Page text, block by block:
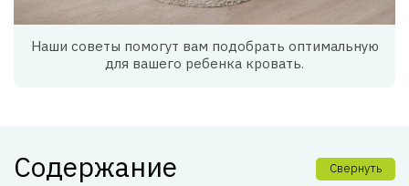
Наши советы помогут вам подобрать оптимальную
для вашего ребенка кровать.
Содержание Свернуть